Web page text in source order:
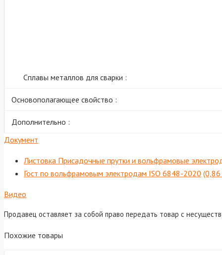
Сплавы металлов для сварки :
Основополагающее свойство :
Дополнительно :
Документ
Листовка Присадочные прутки и вольфрамовые
Гост по вольфрамовым электродам ISO 6848-2020
Видео
Продавец оставляет за собой право передать товар с
Похожие товары